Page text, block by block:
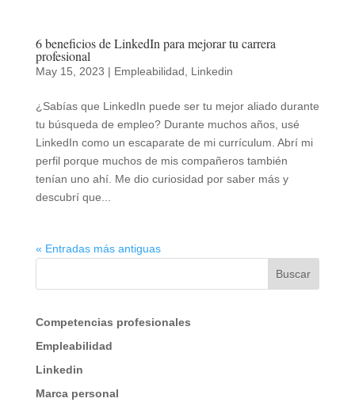
6 beneficios de LinkedIn para mejorar tu carrera
profesional
May 15, 2023 | Empleabilidad, Linkedin
¿Sabías que LinkedIn puede ser tu mejor aliado durante
tu búsqueda de empleo? Durante muchos años, usé
LinkedIn como un escaparate de mi currículum. Abrí mi
perfil porque muchos de mis compañeros también
tenían uno ahí. Me dio curiosidad por saber más y
descubrí que...
« Entradas más antiguas
Buscar
Competencias profesionales
Empleabilidad
Linkedin
Marca personal